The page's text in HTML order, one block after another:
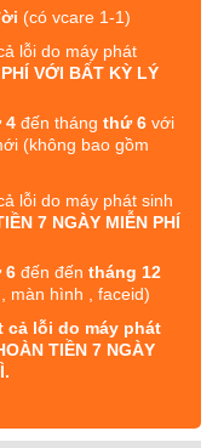
(có vcare 1-1)
lỗi do máy phát
VỚI BẤT KỲ LÝ
4 đến thángthứ 6 với
(không bao gồm
lỗi do máy phát sinh
7 NGÀY MIỄN PHÍ
6 đến đếntháng 12
màn hình , faceid)
cả lỗi do máy phát
TIỀN 7 NGÀY